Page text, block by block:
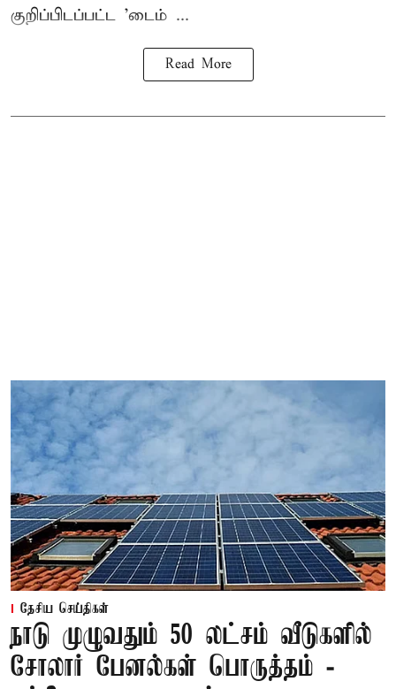
குறிப்பிடப்பட்ட 'டைம் ...
Read More
தேசிய செய்திகள்
நாடு முழுவதும் 50 லட்சம் வீடுகளில்
சோலார் பேனல்கள் பொருத்தம் -